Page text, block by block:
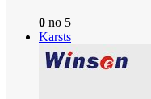
0 no 5
Karsts